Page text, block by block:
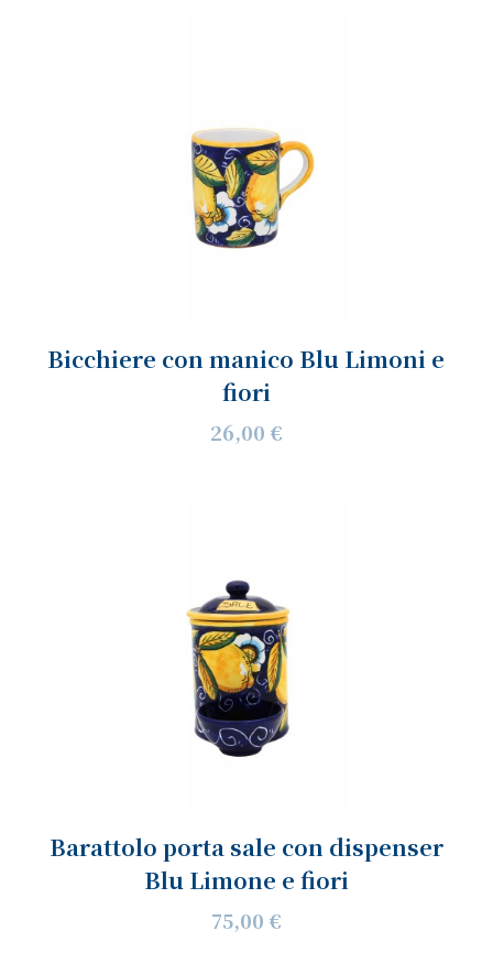
Bicchiere con manico Blu Limoni e
fiori
26,00 €
Barattolo porta sale con dispenser
Blu Limone e fiori
75,00 €